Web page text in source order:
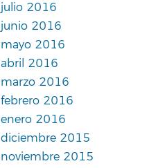
julio 2016
junio 2016
mayo 2016
abril 2016
marzo 2016
febrero 2016
enero 2016
diciembre 2015
noviembre 2015